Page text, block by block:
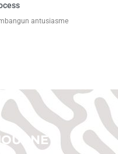
antusiasme